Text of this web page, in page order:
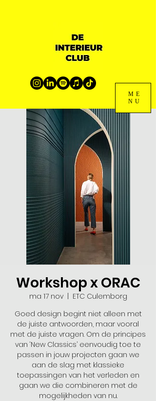
ME
NU
Workshop x ORAC
ma 17 nov
  |
ETC Culemborg
Goed design begint niet alleen met
de juiste antwoorden, maar vooral
met de juiste vragen. Om de principes
van ‘New Classics’ eenvoudig toe te
passen in jouw projecten gaan we
aan de slag met klassieke
toepassingen van het verleden en
gaan we die combineren met de
mogelijkheden van nu.